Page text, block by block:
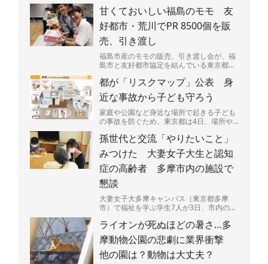
売り上げの一部は、...
甘くておいしい福島のモモ 友
好都市・荒川でPR 8500個を販
売、引き渡し
福島市産のモモの販売、引き渡し会が、福
島市と友好都市協定を結んでいる東京都荒
た箱を持ち帰っていた...
都が「リスクマップ」公表 身
近な事故から子ども守ろう
家庭や公園など身近な場所で起きる子ども
の事故を防ぐため、東京都は4日、場所や
ップ」を公表した。都...
孫世代と交流「やりたいこと」
みつけた 大妻女子大生と認知
症の高齢者 多摩市内の施設で
懇談
大妻女子大多摩キャンパス（東京都多摩
市）で福祉を学ぶ学生7人が3日、市内の認
流した。9月の「認知...
ライオンが死ぬほどの暑さ…多
摩動物公園の悲劇に業界衝撃
他の園は？動物は大丈夫？